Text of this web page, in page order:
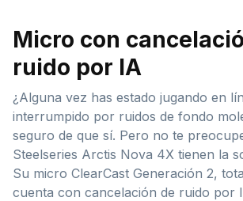
Micro con
ruido por IA
¿Alguna vez has estado jugando en
interrumpido por ruidos de fondo
seguro de que sí. Pero no te
Steelseries Arctis Nova 4X tienen la
Su micro ClearCast Generación 2,
cuenta con cancelación de ruido por